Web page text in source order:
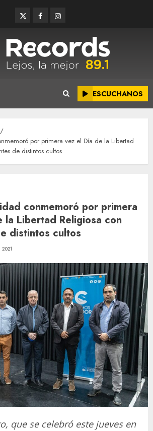
TwitterFacebookInstagram
ESCUCHANOS
por primera vez el Día de la Libertad
de distintos cultos
conmemoró por primera
la Libertad Religiosa con
distintos cultos
que se celebró este jueves en